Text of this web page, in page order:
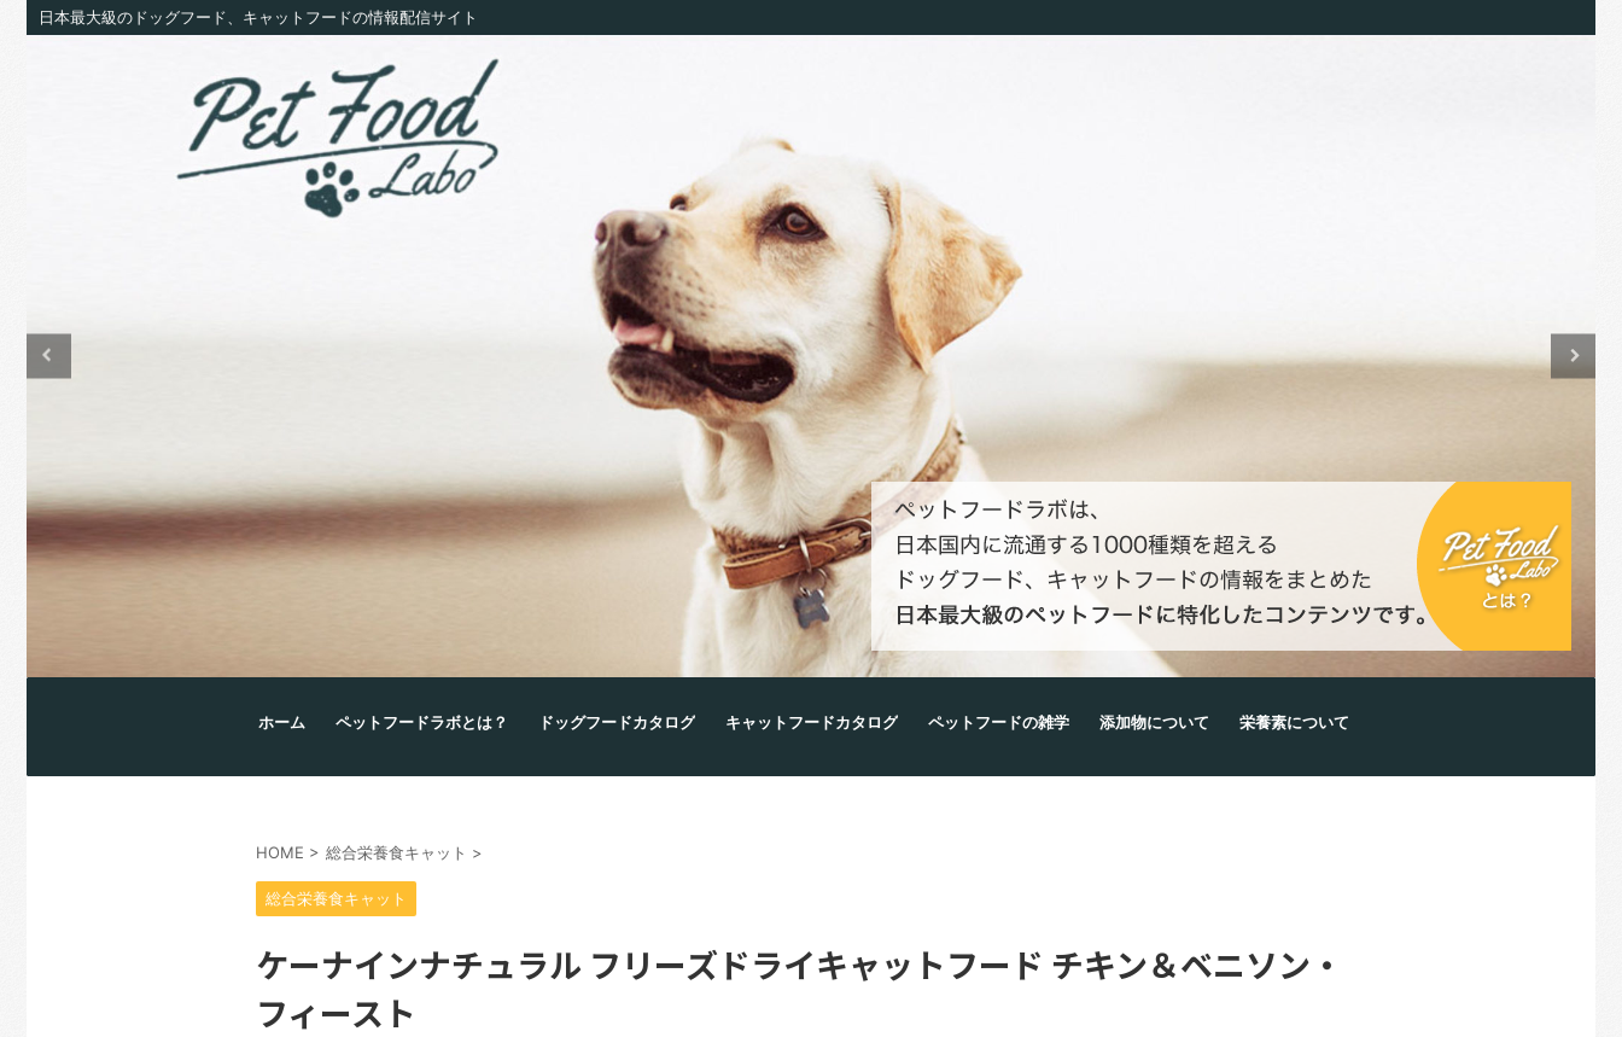
日本最大級のドッグフード、キャットフードの情報配信サイト
ホーム ペットフードラボとは？ ドッグフードカタログ キャットフードカタログ ペットフードの雑学 添加物について 栄養素について
HOME > 総合栄養食キャット >
総合栄養食キャット
ケーナインナチュラル フリーズドライキャットフード チキン＆ベニソン・
フィースト